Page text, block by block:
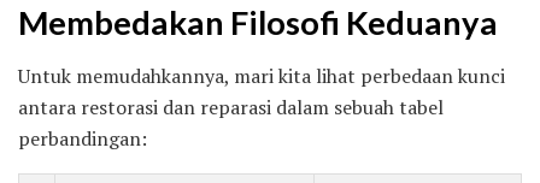
Membedakan Filosofi Keduanya
Untuk memudahkannya, mari kita lihat perbedaan kunci
antara restorasi dan reparasi dalam sebuah tabel
perbandingan: